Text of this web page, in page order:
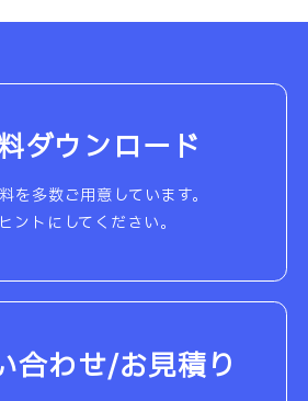
ダウンロード
を多数ご用意しています。
ントにしてください。
合わせ/お見積り